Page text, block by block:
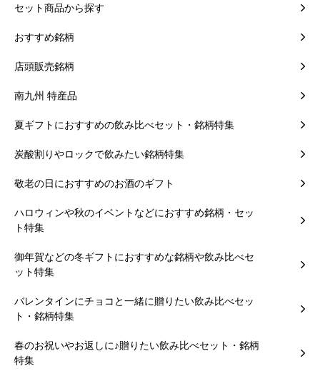
セット商品から探す
おすすめ銘柄
店頭販売銘柄
南九州 特産品
夏ギフトにおすすめの飲み比べセット・銘柄特集
炭酸割りやロックで飲みたい銘柄特集
敬老の日におすすめのお酒のギフト
ハロウィンや秋のイベントなどにおすすめ銘柄・セッ
ト特集
御年賀などの冬ギフトにおすすめな銘柄や飲み比べセ
ット特集
バレンタインにチョコと一緒に贈りたい飲み比べセッ
ト・銘柄特集
春のお祝いやお返しに♪贈りたい飲み比べセット・銘柄
特集